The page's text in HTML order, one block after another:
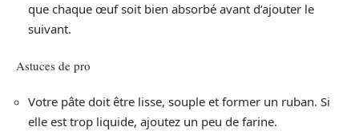
que chaque œuf soit bien absorbé avant d’ajouter le
suivant.
Astuces de pro
Votre pâte doit être lisse, souple et former un ruban. Si
elle est trop liquide, ajoutez un peu de farine.